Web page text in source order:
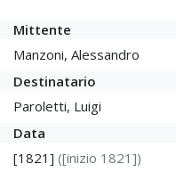
Mittente
Manzoni, Alessandro
Destinatario
Paroletti, Luigi
Data
[1821] ([inizio 1821])